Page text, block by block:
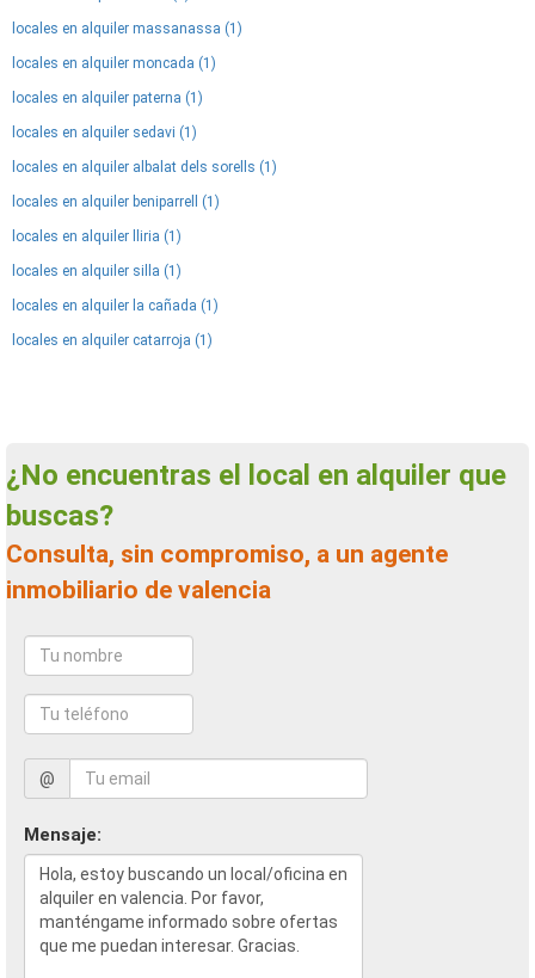
locales en alquiler massanassa (1)
locales en alquiler moncada (1)
locales en alquiler paterna (1)
locales en alquiler sedavi (1)
locales en alquiler albalat dels sorells (1)
locales en alquiler beniparrell (1)
locales en alquiler lliria (1)
locales en alquiler silla (1)
locales en alquiler la cañada (1)
locales en alquiler catarroja (1)
¿No encuentras el local en alquiler que
buscas?
Consulta, sin compromiso, a un agente
inmobiliario de valencia
@
Mensaje: